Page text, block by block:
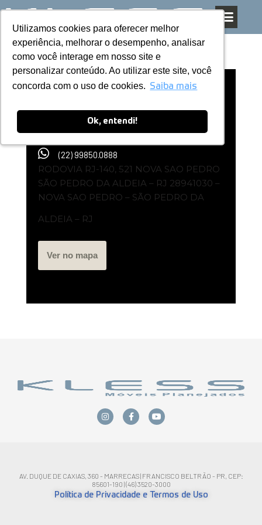
Utilizamos cookies para oferecer melhor
experiência, melhorar o desempenho, analisar
como você interage em nosso site e
personalizar conteúdo. Ao utilizar este site, você
concorda com o uso de cookies. Saiba mais
Ok, entendi!
Utilizamos cookies para oferecer melhor
experiência, melhorar o desempenho, analisar
como você interage em nosso site e
personalizar conteúdo. Ao utilizar este site, você
concorda com o uso de cookies. Saiba mais
Ok, entendi!
Pular
para
o
conteúdo
Representante Kless | Lagos
(22) 99850.0888
RODOVIA RJ-140, 521 NOVA SAO PEDRO
SÃO PEDRO DA ALDEIA – RJ 28941030 –
NOVA SAO PEDRO – SÃO PEDRO DA
ALDEIA – RJ
Ver no mapa
AV. DUQUE DE CAXIAS, 360 - MARRECAS | FRANCISCO BELTRÃO - PR, CEP:
85601-190 | (46) 3520-3000
Política de Privacidade e Termos de Uso